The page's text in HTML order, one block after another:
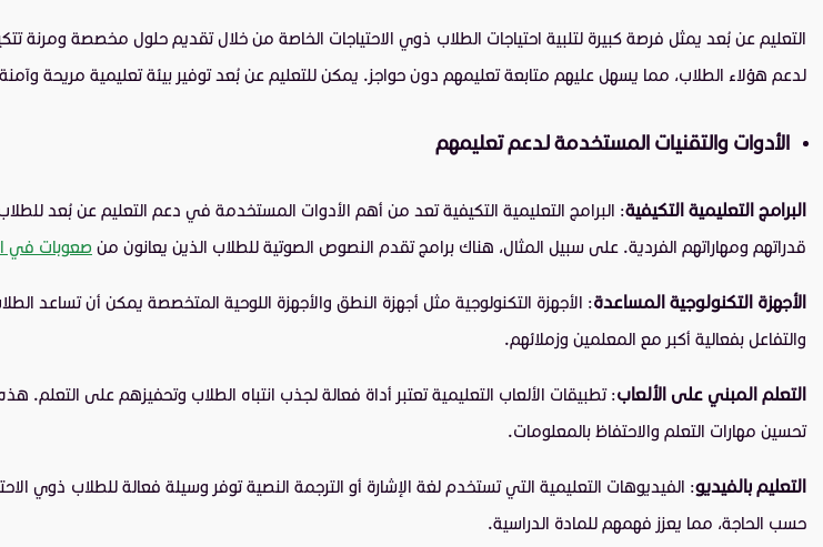
التعليم عن بُعد يمثل فرصة كبيرة لتلبية احتياجات الطلاب ذوي الاحتياجات الخاصة من خلال تقديم حلول مخصصة ومرنة
لدعم هؤلاء الطلاب، مما يسهل عليهم متابعة تعليمهم دون حواجز. يمكن للتعليم عن بُعد توفير بيئة تعليمية مريحة
الأدوات والتقنيات المستخدمة لدعم تعليمهم
البرامج التعليمية التكيفية: البرامج التعليمية التكيفية تعد من أهم الأدوات المستخدمة في دعم التعليم عن بُعد
قدراتهم ومهاراتهم الفردية. على سبيل المثال، هناك برامج تقدم النصوص الصوتية للطلاب الذين يعانون من صعوبات في
الأجهزة التكنولوجية المساعدة: الأجهزة التكنولوجية مثل أجهزة النطق والأجهزة اللوحية المتخصصة يمكن أن تساعد
والتفاعل بفعالية أكبر مع المعلمين وزملائهم.
التعلم المبني على الألعاب: تطبيقات الألعاب التعليمية تعتبر أداة فعالة لجذب انتباه الطلاب وتحفيزهم على
تحسين مهارات التعلم والاحتفاظ بالمعلومات.
التعليم بالفيديو: الفيديوهات التعليمية التي تستخدم لغة الإشارة أو الترجمة النصية توفر وسيلة فعالة للطلاب
حسب الحاجة، مما يعزز فهمهم للمادة الدراسية.